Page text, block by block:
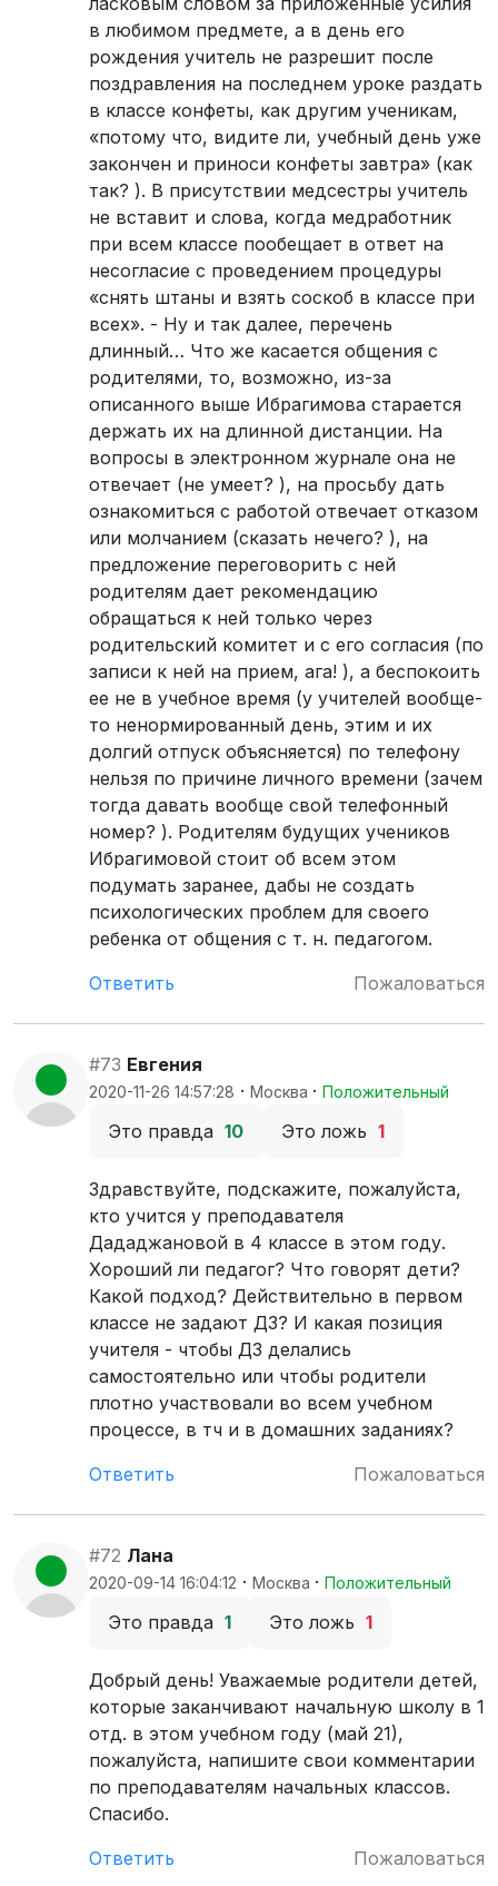
в любимом предмете, а в день его
рождения учитель не разрешит после
поздравления на последнем уроке раздать
в классе конфеты, как другим ученикам,
«потому что, видите ли, учебный день уже
закончен и приноси конфеты завтра» (как
так? ). В присутствии медсестры учитель
не вставит и слова, когда медработник
при всем классе пообещает в ответ на
несогласие с проведением процедуры
«снять штаны и взять соскоб в классе при
всех». - Ну и так далее, перечень
длинный… Что же касается общения с
родителями, то, возможно, из-за
описанного выше Ибрагимова старается
держать их на длинной дистанции. На
вопросы в электронном журнале она не
отвечает (не умеет? ), на просьбу дать
ознакомиться с работой отвечает отказом
или молчанием (сказать нечего? ), на
предложение переговорить с ней
родителям дает рекомендацию
обращаться к ней только через
родительский комитет и с его согласия (по
записи к ней на прием, ага! ), а беспокоить
ее не в учебное время (у учителей вообще-
то ненормированный день, этим и их
долгий отпуск объясняется) по телефону
нельзя по причине личного времени (зачем
тогда давать вообще свой телефонный
номер? ). Родителям будущих учеников
Ибрагимовой стоит об всем этом
подумать заранее, дабы не создать
психологических проблем для своего
ребенка от общения с т. н. педагогом.
Ответить
Пожаловаться
#73 Евгения
2020-11-26 14:57:28 · Москва · Положительный
Это правда 10 Это ложь 1
Здравствуйте, подскажите, пожалуйста,
кто учится у преподавателя
Дададжановой в 4 классе в этом году.
Хороший ли педагог? Что говорят дети?
Какой подход? Действительно в первом
классе не задают ДЗ? И какая позиция
учителя - чтобы ДЗ делались
самостоятельно или чтобы родители
плотно участвовали во всем учебном
процессе, в тч и в домашних заданиях?
Ответить
Пожаловаться
#72 Лана
2020-09-14 16:04:12 · Москва · Положительный
Это правда 1 Это ложь 1
Добрый день! Уважаемые родители детей,
которые заканчивают начальную школу в 1
отд. в этом учебном году (май 21),
пожалуйста, напишите свои комментарии
по преподавателям начальных классов.
Спасибо.
Ответить
Пожаловаться